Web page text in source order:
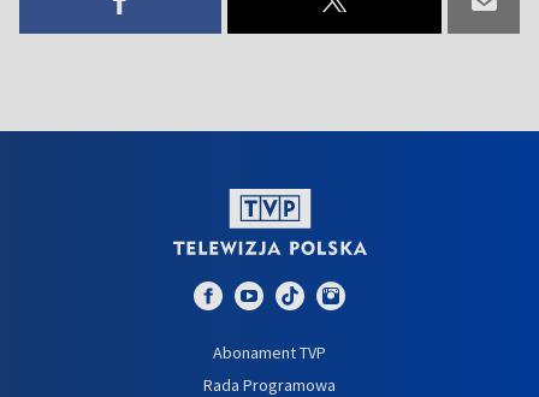
Abonament TVP
Rada Programowa